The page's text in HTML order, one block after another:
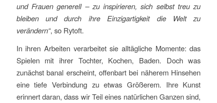
und Frauen generell – zu inspirieren, sich selbst treu zu
bleiben und durch ihre Einzigartigkeit die Welt zu
verändern“, so Rytoft.
In ihren Arbeiten verarbeitet sie alltägliche Momente: das
Spielen mit ihrer Tochter, Kochen, Baden. Doch was
zunächst banal erscheint, offenbart bei näherem Hinsehen
eine tiefe Verbindung zu etwas Größerem. Ihre Kunst
erinnert daran, dass wir Teil eines natürlichen Ganzen sind,